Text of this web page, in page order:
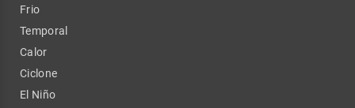
Frio
Temporal
Calor
Ciclone
El Niño